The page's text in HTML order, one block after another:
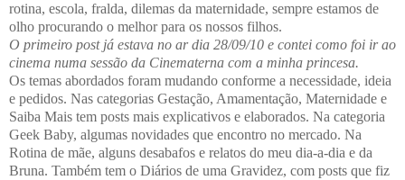
rotina, escola, fralda, dilemas da maternidade, sempre estamos de
olho procurando o melhor para os nossos filhos.
O primeiro post já estava no ar dia 28/09/10 e contei como foi ir ao
cinema numa sessão da Cinematerna com a minha princesa.
Os temas abordados foram mudando conforme a necessidade, ideia
e pedidos. Nas categorias Gestação, Amamentação, Maternidade e
Saiba Mais tem posts mais explicativos e elaborados. Na categoria
Geek Baby, algumas novidades que encontro no mercado. Na
Rotina de mãe, alguns desabafos e relatos do meu dia-a-dia e da
Bruna. Também tem o Diários de uma Gravidez, com posts que fiz